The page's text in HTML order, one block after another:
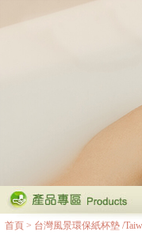
首頁 > 台灣風景環保紙杯墊 /